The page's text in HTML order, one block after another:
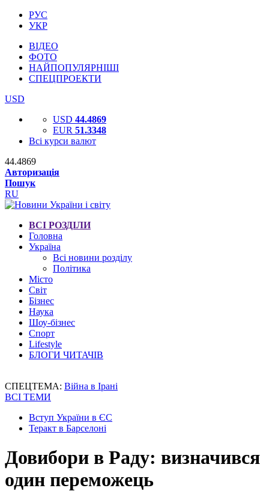
РУС
УКР
ВІДЕО
ФОТО
НАЙПОПУЛЯРНІШІ
СПЕЦПРОЕКТИ
USD
USD 44.4869
EUR 51.3348
Всі курси валют
44.4869
Авторизація
Пошук
RU
ВСІ РОЗДІЛИ
Головна
Україна
Всі новини розділу
Політика
Місто
Світ
Бізнес
Наука
Шоу-бізнес
Спорт
Lifestyle
БЛОГИ ЧИТАЧІВ
СПЕЦТЕМА: Війна в Ірані
ВСІ ТЕМИ
Вступ України в ЄС
Теракт в Барселоні
Довибори в Раду: визначився
один переможець